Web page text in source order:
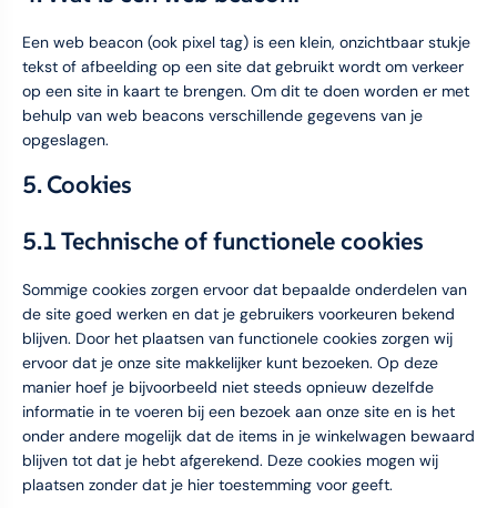
Een web beacon (ook pixel tag) is een klein, onzichtbaar stukje
tekst of afbeelding op een site dat gebruikt wordt om verkeer
op een site in kaart te brengen. Om dit te doen worden er met
behulp van web beacons verschillende gegevens van je
opgeslagen.
5. Cookies
5.1 Technische of functionele cookies
Sommige cookies zorgen ervoor dat bepaalde onderdelen van
de site goed werken en dat je gebruikers voorkeuren bekend
blijven. Door het plaatsen van functionele cookies zorgen wij
ervoor dat je onze site makkelijker kunt bezoeken. Op deze
manier hoef je bijvoorbeeld niet steeds opnieuw dezelfde
informatie in te voeren bij een bezoek aan onze site en is het
onder andere mogelijk dat de items in je winkelwagen bewaard
blijven tot dat je hebt afgerekend. Deze cookies mogen wij
plaatsen zonder dat je hier toestemming voor geeft.